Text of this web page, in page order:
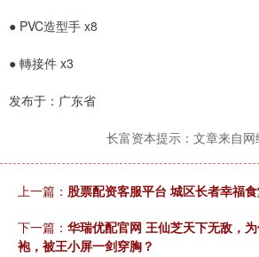
● PVC造型手 x8
● 轉接件 x3
发布于：广东省
长富资本提示：文章来自网
上一篇： 股票配资客服平台 城区长者幸福
下一篇： 华瑞优配官网 王仙芝天下无敌，
袍，被王小屏一剑穿胸？